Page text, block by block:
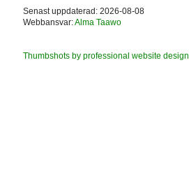
Senast uppdaterad: 2026-08-08
Webbansvar:Alma Taawo
Thumbshots by professional website design